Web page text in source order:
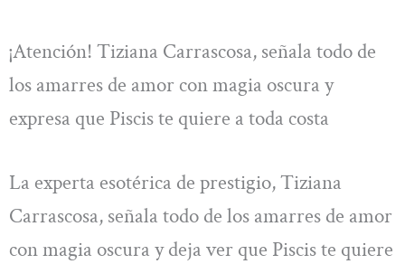
¡Atención! Tiziana Carrascosa, señala todo de
los amarres de amor con magia oscura y
expresa que Piscis te quiere a toda costa
La experta esotérica de prestigio, Tiziana
Carrascosa, señala todo de los amarres de amor
con magia oscura y deja ver que Piscis te quiere